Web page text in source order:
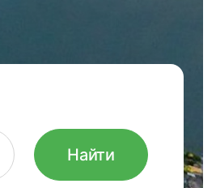
Найти